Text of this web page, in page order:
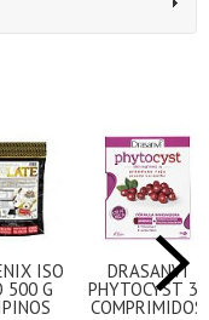
ISO
500 G
DRASANVI
PHYTOCYST 30
COMPRIMIDOS